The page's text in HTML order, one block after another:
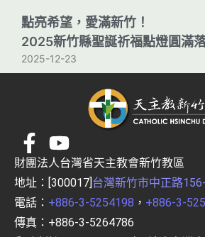
點亮希望，愛滿新竹！
2025新竹縣聖誕祈福點燈圓滿
2025-12-23
財團法人台灣省天主教會新竹教區
地址：[300017] 台灣新竹市中正路
電話： +886-3-5254198 ， +886-3-
傳真：+886-3-5264786